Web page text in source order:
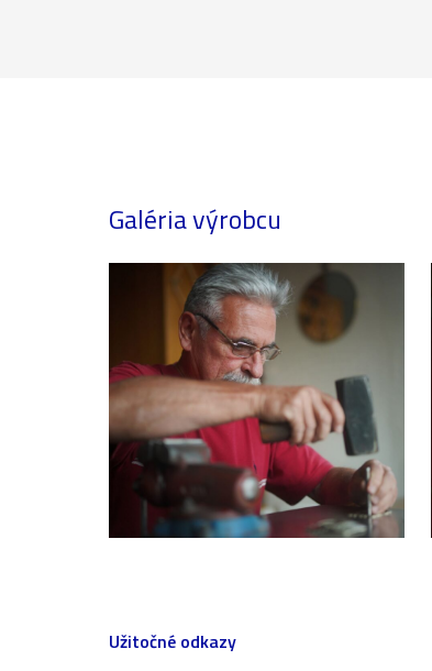
Galéria výrobcu
Užitočné odkazy